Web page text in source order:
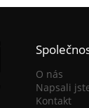
O nás
Napsali
Kontakt